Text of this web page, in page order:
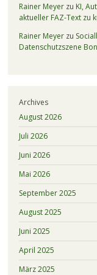
Rainer Meyerzu KI,
aktueller FAZ-Text zu
Rainer Meyerzu
Datenschutzszene
Archives
August 2026
Juli 2026
Juni 2026
Mai 2026
September 2025
August 2025
Juni 2025
April 2025
März 2025